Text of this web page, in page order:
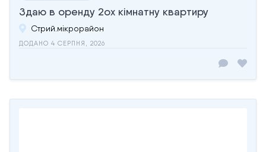
Здаю в оренду 2ох кімнатну квартиру
Стрий.мікрорайон
ДОДАНО 4 СЕРПНЯ, 2026